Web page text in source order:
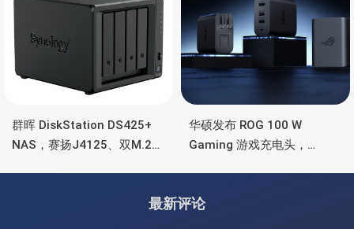
群晖 DiskStation DS425+
NAS，赛扬J4125、双M.2
华硕发布 ROG 100 W
Gaming 游戏充电头，
最新评论